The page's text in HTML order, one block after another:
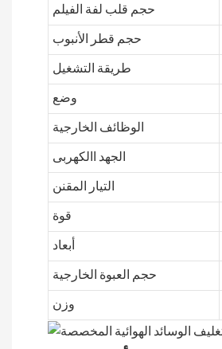
حجم قلب لفة الفيلم
حجم قطر الأنبوب
طريقة التشغيل
وضع
الوظائف الخارجية
الجهد االكهربى
التيار المقنن
قوة
أبعاد
حجم العبوة الخارجية
وزن